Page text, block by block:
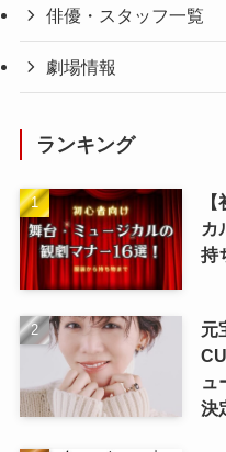
俳優・スタッフ一覧
劇場情報
ランキング
カ
持
元
ュ
決